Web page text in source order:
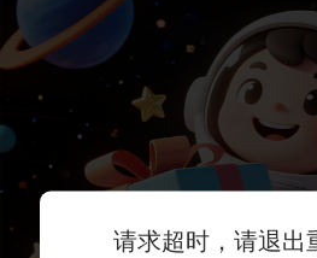
请求超时，请退出